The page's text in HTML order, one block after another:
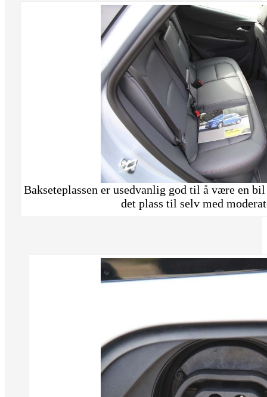
Bakseteplassen er usedvanlig god til å være en
det plass til selv med